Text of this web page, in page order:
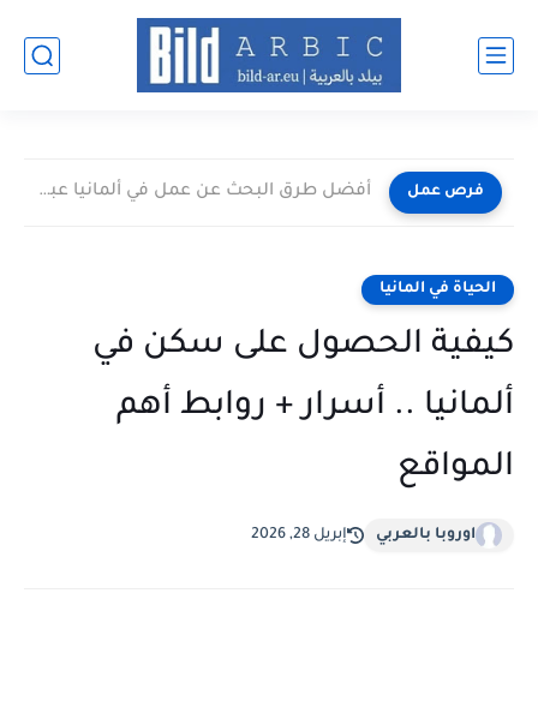
فرص عمل أفضل طرق البحث عن عمل في ألمانيا عبر الإنترنت 2026
الحياة في المانيا
كيفية الحصول على سكن في
ألمانيا .. أسرار + روابط أهم
المواقع
اوروبا بالعربي إبريل 28, 2026